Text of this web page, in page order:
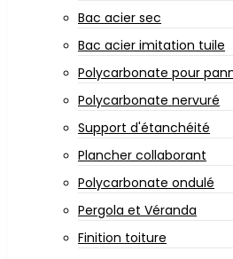
Bac acier sec
Bac acier imitation tuile
Polycarbonate pour
Polycarbonate nervuré
Support d'étanchéité
Plancher collaborant
Polycarbonate ondulé
Pergola et Véranda
Finition toiture